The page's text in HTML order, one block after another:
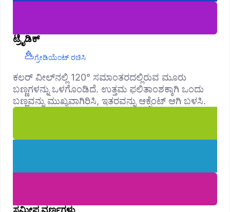
ಟ್ರೈಡಿಕ್
ಗ್ರೇಡಿಯೆಂಟ್ ರಚಿಸಿ
ಕಲರ್ ವೀಲ್‌ನಲ್ಲಿ 120° ಸಮಾಂತರದಲ್ಲಿರುವ ಮೂರು
ಬಣ್ಣಗಳನ್ನು ಒಳಗೊಂಡಿದೆ. ಉತ್ತಮ ಫಲಿತಾಂಶಕ್ಕಾಗಿ ಒಂದು
ಬಣ್ಣವನ್ನು ಮುಖ್ಯವಾಗಿರಿಸಿ, ಇತರವನ್ನು ಆಕ್ಸೆಂಟ್ ಆಗಿ ಬಳಸಿ.
ಸಮೀಪ ವರ್ಣಗಳು